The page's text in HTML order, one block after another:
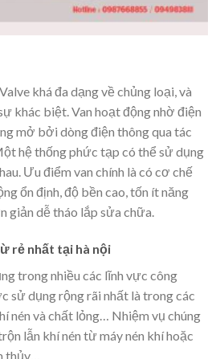
khá đa dạng về chủng loại, và
khác biệt. Van hoạt động nhờ điện
mở bởi dòng điện thông qua tác
hệ thống phức tạp có thể sử dụng
Ưu điểm van chính là có cơ chế
ổn định, độ bền cao, tốn ít năng
giản dễ tháo lắp sửa chữa.
rẻ nhất tại hà nội
trong nhiều các lĩnh vực công
sử dụng rộng rãi nhất là trong các
nén và chất lỏng… Nhiệm vụ chúng
lẫn khí nén từ máy nén khí hoặc
thủy…